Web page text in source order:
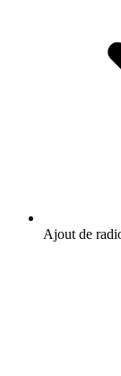
Ajout de